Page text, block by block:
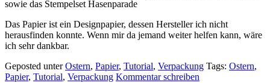
sowie das Stempelset Hasenparade
Das Papier ist ein Designpapier, dessen Hersteller ich nicht
herausfinden konnte. Wenn mir da jemand weiter helfen kann, wäre
ich sehr dankbar.
Geposted unterOstern, Papier, Tutorial, Verpackung Tags: Ostern,
Papier, Tutorial, Verpackung Kommentar schreiben